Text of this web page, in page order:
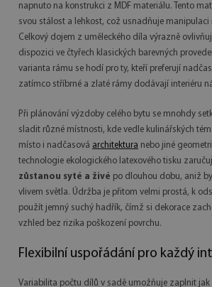
napnuto na konstrukci z MDF materiálu. Tento
svou stálost a lehkost, což usnadňuje manipulaci
Celkový dojem z uměleckého díla výrazně
dispozici ve čtyřech klasických barevných
varianta rámu se hodí pro ty, kteří preferují
zatímco stříbrné a zlaté rámy dodávají interiéru
Při plánování výzdoby celého bytu se mnohdy
sladit různé místnosti, kde vedle kulinářských
místo i nadčasová architektura nebo jiné
technologie ekologického latexového tisku
zůstanou syté a živé po dlouhou dobu, aniž
vlivem světla. Údržba je přitom velmi prostá, k
použít jemný suchý hadřík, čímž si dekorace
vzhled bez rizika poškození povrchu.
Flexibilní uspořádání pro každý
Variabilita počtu dílů v sadě umožňuje zaplnit jak